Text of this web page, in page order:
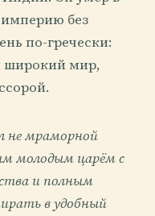
империю без
по-гречески:
широкий мир,
не мраморной
молодым царём с
и полным
в удобный